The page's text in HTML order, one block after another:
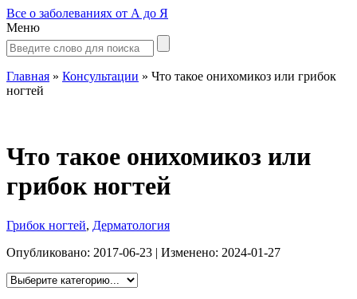
Все о заболеваниях от А до Я
Меню
Главная » Консультации » Что такое онихомикоз или грибок
ногтей
Что такое онихомикоз или
грибок ногтей
Грибок ногтей, Дерматология
Опубликовано: 2017-06-23 | Изменено: 2024-01-27